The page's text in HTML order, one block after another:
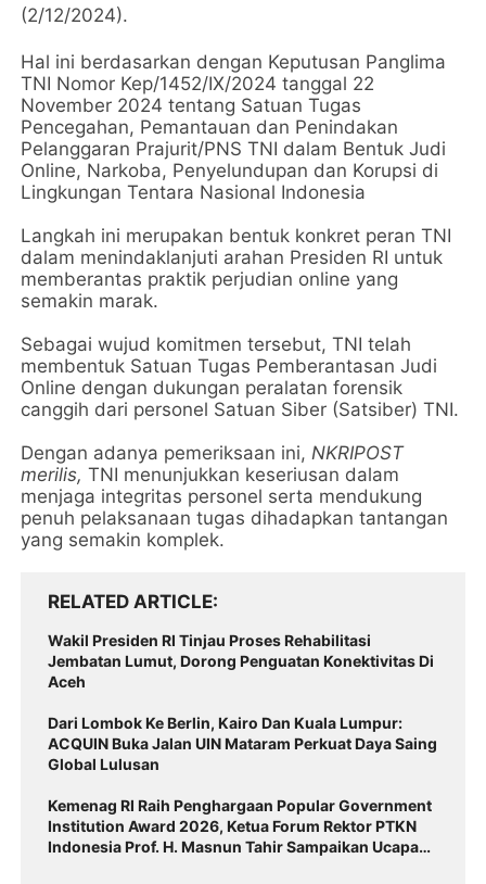
(2/12/2024).
Hal ini berdasarkan dengan Keputusan Panglima
TNI Nomor Kep/1452/IX/2024 tanggal 22
November 2024 tentang Satuan Tugas
Pencegahan, Pemantauan dan Penindakan
Pelanggaran Prajurit/PNS TNI dalam Bentuk Judi
Online, Narkoba, Penyelundupan dan Korupsi di
Lingkungan Tentara Nasional Indonesia
Langkah ini merupakan bentuk konkret peran TNI
dalam menindaklanjuti arahan Presiden RI untuk
memberantas praktik perjudian online yang
semakin marak.
Sebagai wujud komitmen tersebut, TNI telah
membentuk Satuan Tugas Pemberantasan Judi
Online dengan dukungan peralatan forensik
canggih dari personel Satuan Siber (Satsiber) TNI.
Dengan adanya pemeriksaan ini,NKRIPOST
merilis, TNI menunjukkan keseriusan dalam
menjaga integritas personel serta mendukung
penuh pelaksanaan tugas dihadapkan tantangan
yang semakin komplek.
RELATED ARTICLE
Wakil Presiden RI Tinjau Proses Rehabilitasi
Jembatan Lumut, Dorong Penguatan Konektivitas Di
Aceh
Dari Lombok Ke Berlin, Kairo Dan Kuala Lumpur:
ACQUIN Buka Jalan UIN Mataram Perkuat Daya Saing
Global Lulusan
Kemenag RI Raih Penghargaan Popular Government
Institution Award 2026, Ketua Forum Rektor PTKN
Indonesia Prof. H. Masnun Tahir Sampaikan Ucapan